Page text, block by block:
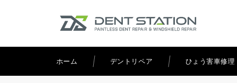
ホーム デントリペア ひょう害車修理